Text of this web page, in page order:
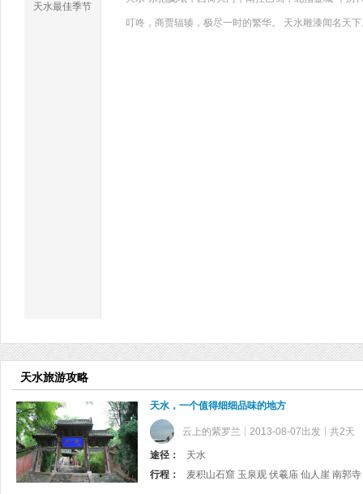
天水最佳季节
叮咚，商贾辐辏，极尽一时的繁华。 天水雕漆闻名天
天水旅游攻略
天水，一个值得细细品味的地方
云上的紫罗兰 2013-08-07出发 共2天
途径：
天水
行程：
麦积山石窟 玉泉观 伏羲庙 仙人崖 南郭寺